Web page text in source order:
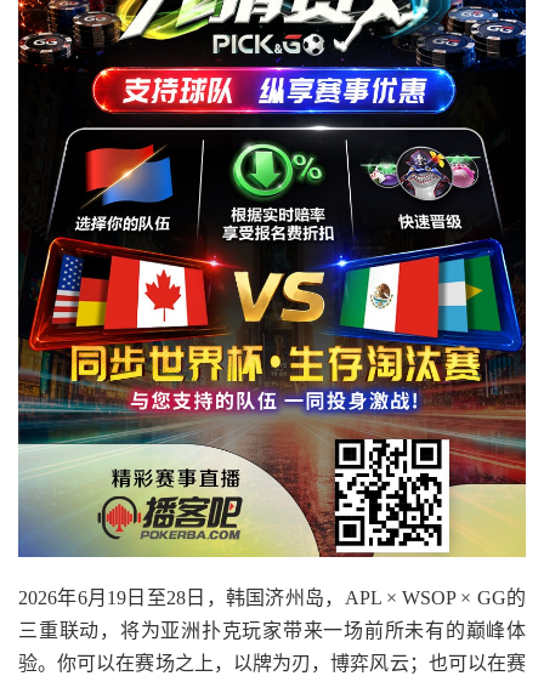
2026年6月19日至28日，韩国济州岛，APL × WSOP × GG的
三重联动，将为亚洲扑克玩家带来一场前所未有的巅峰体
验。你可以在赛场之上，以牌为刃，博弈风云；也可以在赛